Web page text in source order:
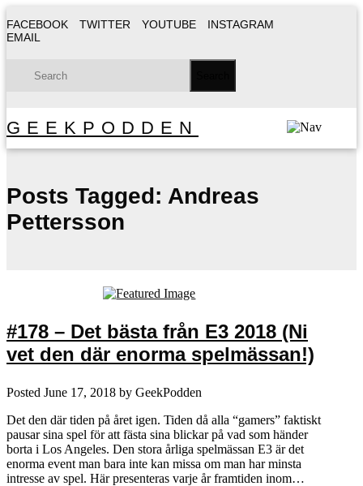
FACEBOOK TWITTER YOUTUBE
INSTAGRAM
EMAIL
GEEKPODDEN
Posts Tagged: Andreas
Pettersson
#178 – Det bästa från E3 2018 (Ni
vet den där enorma spelmässan!)
Posted June 17, 2018 by GeekPodden
Det den där tiden på året igen. Tiden då alla “gamers” faktiskt
pausar sina spel för att fästa sina blickar på vad som händer
borta i Los Angeles. Den stora årliga spelmässan E3 är det
enorma event man bara inte kan missa om man har minsta
intresse av spel. Här presenteras varje år framtiden inom…